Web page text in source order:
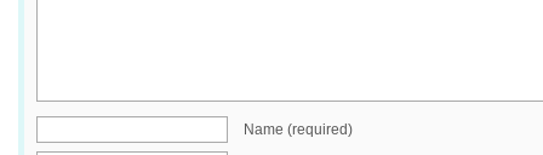
Name (required)